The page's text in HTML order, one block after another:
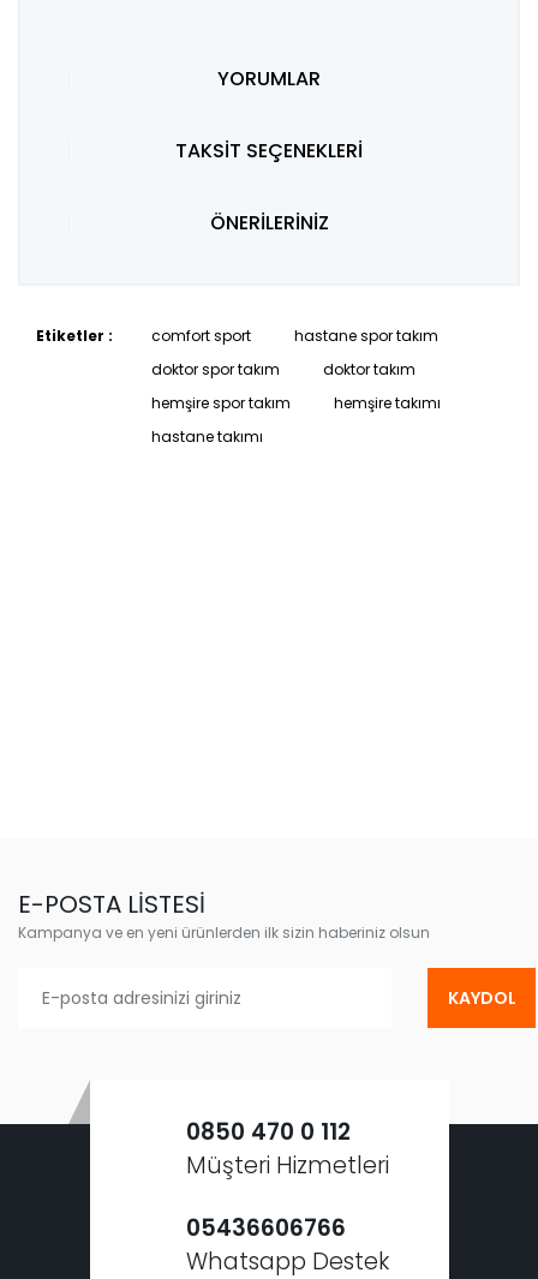
YORUMLAR
TAKSİT SEÇENEKLERİ
ÖNERİLERİNİZ
Etiketler : comfort sport
hastane spor takım
doktor spor takım
doktor takım
hemşire spor takım
hemşire takımı
hastane takımı
E-POSTA LİSTESİ
Kampanya ve en yeni ürünlerden ilk sizin haberiniz olsun
KAYDOL
0850 470 0 112
Müşteri Hizmetleri
05436606766
Whatsapp Destek